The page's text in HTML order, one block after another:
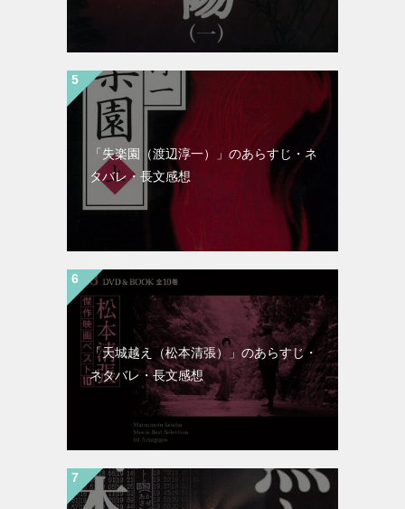
「失楽園（渡辺淳一）」のあらすじ・ネ
タバレ・長文感想
「天城越え（松本清張）」のあらすじ・
ネタバレ・長文感想